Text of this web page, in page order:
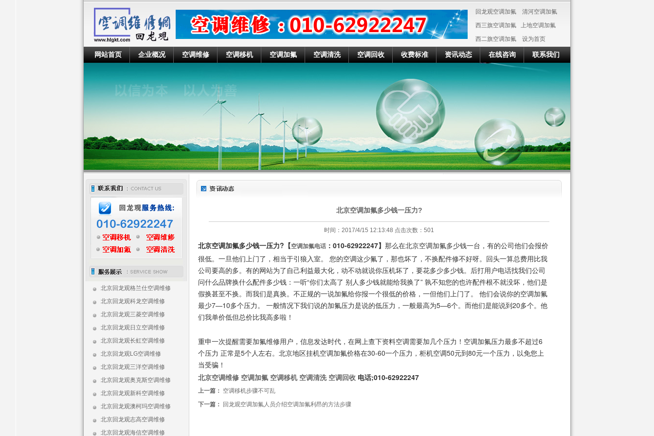
回龙观空调加氟 清河空调加氟
西三旗空调加氟 上地空调加氟
西二旗空调加氟
设为首页
网站首页 企业概况 空调维修 空调移机 空调加氟 空调清洗 空调回收 收费标准 资讯动态 在线咨询 联系我们
北京回龙观格兰仕空调维修
北京回龙观科龙空调维修
北京回龙观三菱空调维修
北京回龙观日立空调维修
北京回龙观长虹空调维修
北京回龙观LG空调维修
北京回龙观三洋空调维修
北京回龙观奥克斯空调维修
北京回龙观新科空调维修
北京回龙观澳柯玛空调维修
北京回龙观志高空调维修
北京回龙观海信空调维修
北京空调加氟多少钱一压力?
时间：2017/4/15 12:13:48 点击次数： 501
北京空调加氟多少钱一压力?【空调加氟电话 ：010-62922247】 那么在北京空调加氟多少钱一台，有的公司他们会报价
很低。一旦他们上门了，相当于引狼入室。 您的空调这少氟了，那也坏了，不换配件修不好呀。回头一算总费用比我
公司要高的多。有的网站为了自己利益最大化，动不动就说你压机坏了，要花多少多少钱。后打用户电话找我们公司
问什么品牌换什么配件多少钱：一听“你们太高了 别人多少钱就能给我换了” 孰不知您的也许配件根不就没坏，他们是
假换甚至不换。而我们是真换。不正规的一说加氟给你报一个很低的价格，一但他们上门了。 他们会说你的空调加氟
最少7—10多个压力。 一般情况下我们说的加氟压力是说的低压力，一般最高为5—6个。而他们是能说到20多个。他
们我单价低但总价比我高多啦！
重申一次提醒需要加氟维修用户，信息发达时代，在网上查下资料空调需要加几个压力！空调加氟压力最多不超过6
个压力 正常是5个人左右。北京地区挂机空调加氟价格在30-60一个压力，柜机空调50元到80元一个压力，以免您上
当受骗！
北京空调维修 空调加氟 空调移机 空调清洗 空调回收 电话;010-62922247
上一篇： 空调移机步骤不可乱
下一篇：
回龙观空调加氟人员介绍空调加氟利昂的方法步骤